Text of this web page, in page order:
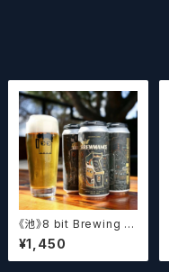
《池》8 bit Brewing Tr
ue Brewmance (473
ml) / トゥルー ブルーマ
ンス【クラフトビール】
¥1,450